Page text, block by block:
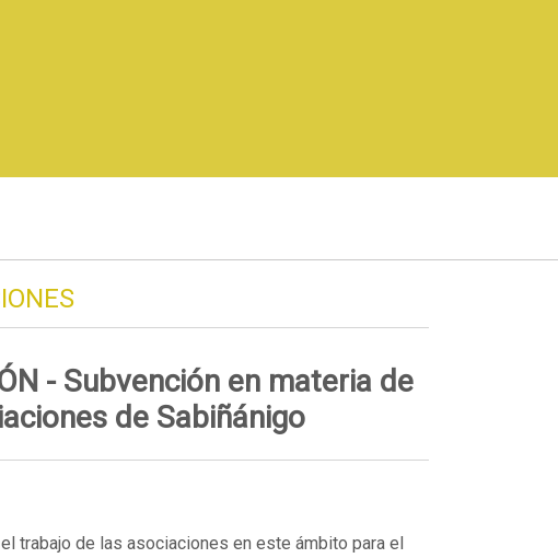
- Subvención en materia de
de Sabiñánigo
trabajo de las asociaciones en este ámbito para el